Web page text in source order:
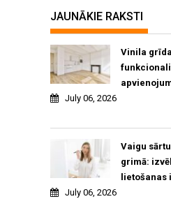
JAUNĀKIE RAKSTI
Vinila
July 06, 2026
Vaigu
grimā:
lietošanas
July 06, 2026